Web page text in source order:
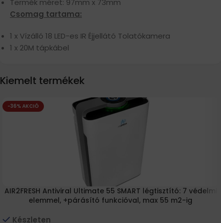
Termék méret: 97mm x 73mm
Csomag tartama:
1 x Vízálló 18 LED-es IR Éjjellátó Tolatókamera
1 x 20M tápkábel
Kiemelt termékek
-36% AKCIÓ
AIR2FRESH Antiviral Ultimate 55 SMART légtisztító: 7 védelmi
elemmel, +párásító funkcióval, max 55 m2-ig
Készleten